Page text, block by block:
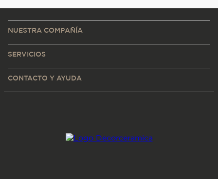
NUESTRA COMPAÑÍA
SERVICIOS
CONTACTO Y AYUDA